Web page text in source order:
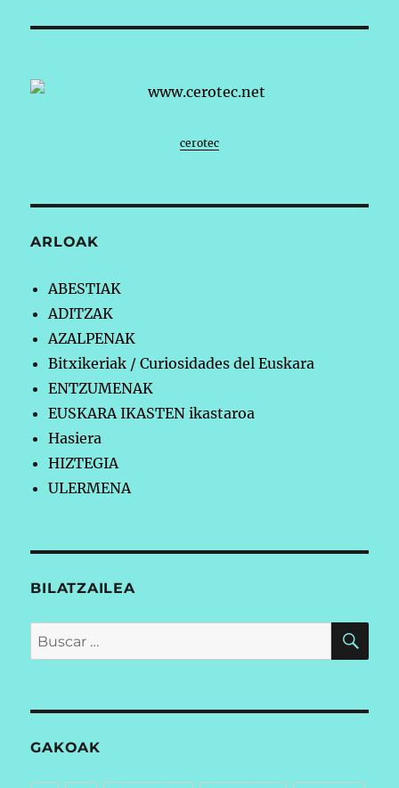
cerotec
ARLOAK
ABESTIAK
ADITZAK
AZALPENAK
Bitxikeriak / Curiosidades del Euskara
ENTZUMENAK
EUSKARA IKASTEN ikastaroa
Hasiera
HIZTEGIA
ULERMENA
BILATZAILEA
Buscar
por:
GAKOAK